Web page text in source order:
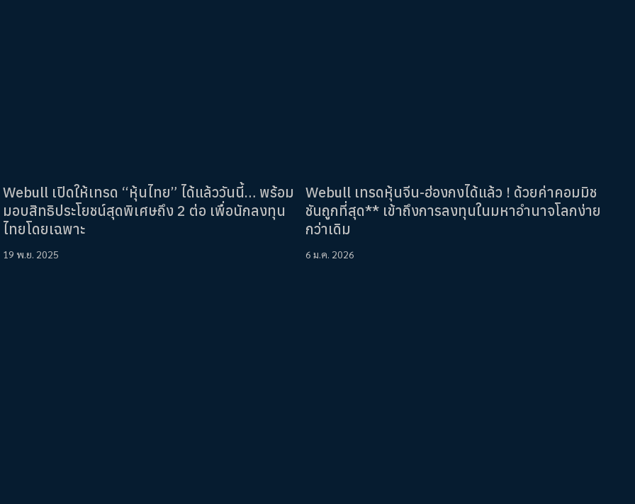
Webull เปิดให้เทรด “หุ้นไทย” ได้แล้ววันนี้… พร้อม
มอบสิทธิประโยชน์สุดพิเศษถึง 2 ต่อ เพื่อนักลงทุน
ไทยโดยเฉพาะ
19 พ.ย. 2025
Webull เทรดหุ้นจีน-ฮ่องกงได้แล้ว ! ด้วยค่าคอมมิช
ชันถูกที่สุด** เข้าถึงการลงทุนในมหาอำนาจโลกง่าย
กว่าเดิม
6 ม.ค. 2026